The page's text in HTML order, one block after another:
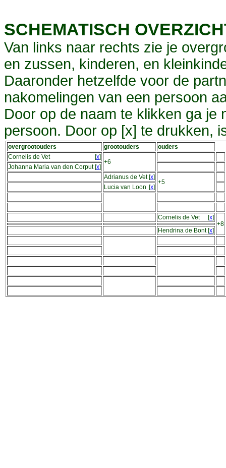
SCHEMATISCH
Van links naar rechts zie je
en zussen, kinderen, en
Daaronder hetzelfde voor de
nakomelingen van een persoon
Door op de naam te klikken ga je
persoon. Door op [x] te drukken,
overgrootouders grootouders
ouders
Cornelis de Vet
[x]
+6
Johanna Maria van den Corput[x]
Adrianus de Vet[x]
+5
Lucia van Loon [x]
Cornelis de Vet [x]
+8
Hendrina de Bont[x]